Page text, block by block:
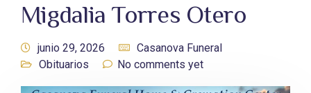
Migdalia Torres Otero
junio 29, 2026
Casanova Funeral
Obituarios
No comments yet